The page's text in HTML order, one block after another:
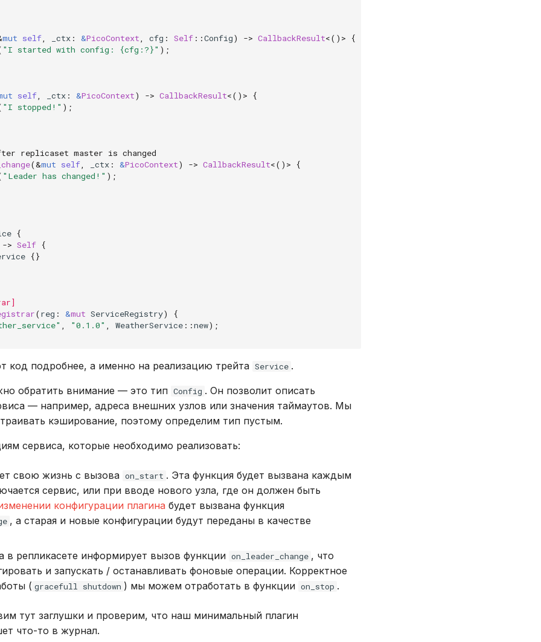
mut self _ctx : &PicoContext cfg : Self ::Config) -> CallbackResult<() >
{
"I started with config: {cfg:?}" );
self _ctx : &PicoContext) -> CallbackResult<() >
{
"I stopped!" );
replicaset master is changed
(&mut self _ctx : &PicoContext) -> CallbackResult<() >
{
"Leader has changed!" );
{
-> Self {
{}
(reg : &mut ServiceRegistry)
{
"0.1.0" WeatherService ::new);
код подробнее, а именно на реализацию трейта Service .
обратить внимание — это тип Config . Он позволит описать
— например, адреса внешних узлов или значения таймаутов. Мы
кэширование, поэтому определим тип пустым.
сервиса, которые необходимо реализовать:
свою жизнь с вызова on_start . Эта функция будет вызвана каждым
сервис, или при вводе нового узла, где он должен быть
конфигурации плагина будет вызвана функция
, а старая и новые конфигурации будут переданы в качестве
в репликасете информирует вызов функции on_leader_change , что
и запускать / останавливать фоновые операции. Корректное
( gracefull shutdown ) мы можем отработать в функции on_stop .
тут заглушки и проверим, что наш минимальный плагин
что-то в журнал.